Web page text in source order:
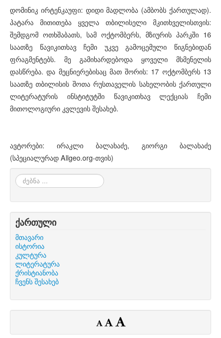
დომინიკ ირტენკაუფი: დიდი მადლობა (ამბობს ქართულად).
პატარა მითითება ყველა თბილისელი მკითხველისთვის:
შემდგომ ოთხშაბათს, სამ ოქტომბერს, მზიურის პარკში 16
საათზე წავიკითხავ ჩემი უკვე გამოცემული წიგნებიდან
ფრაგმენტებს. მე გამიხარდებოდა ყოველი მსმენელის
დასწრება. და მეცნიერებისაც მათ შორის: 17 ოქტომბერს 13
საათზე თბილისის შოთა რუსთაველის სახელობის ქართული
ლიტერატურის ინსტიტუტში წავიკითხავ ლექციას ჩემი
მითოლოგიური კვლევის შესახებ.
ავტორები: ირაკლი ბალახაძე, გიორგი ბალახაძე
(სპეციალურად Allgeo.org-თვის)
ძებნა
...
ქართული
მთავარი
ისტორია
კულტურა
ლიტერატურა
ქრისტიანობა
ჩვენს შესახებ